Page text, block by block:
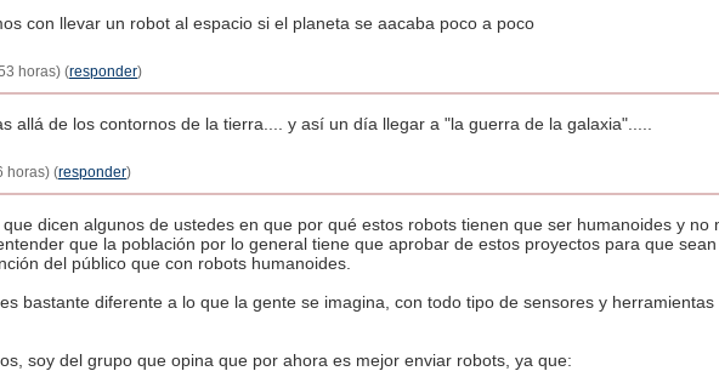
con llevar un robot al espacio si el planeta se aacaba poco a poco
horas) (responder)
allá de los contornos de la tierra.... y así un día llegar a "la guerra de la galaxia".....
horas) (responder)
dicen algunos de ustedes en que por qué estos robots tienen que ser humanoides y no
que la población por lo general tiene que aprobar de estos proyectos para que
del público que con robots humanoides.
bastante diferente a lo que la gente se imagina, con todo tipo de sensores y herramientas
soy del grupo que opina que por ahora es mejor enviar robots, ya que: